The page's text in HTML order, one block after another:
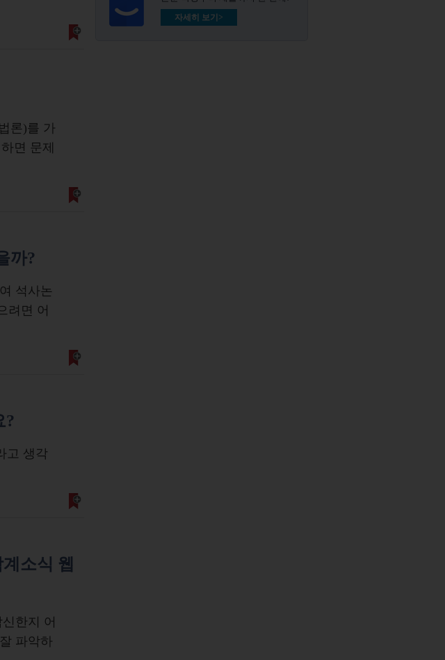
론)를 가
면 문제
까?
석사논
려면 어
?
고 생각
소식 웹
한지 어
파악하
자세히 보기>